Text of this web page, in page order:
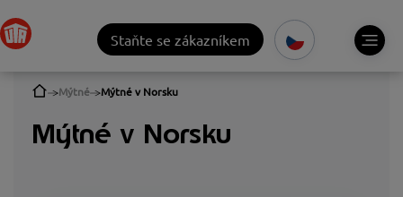
Staňte se zákazníkem
Mýtné Mýtné v Norsku
Mýtné v Norsku